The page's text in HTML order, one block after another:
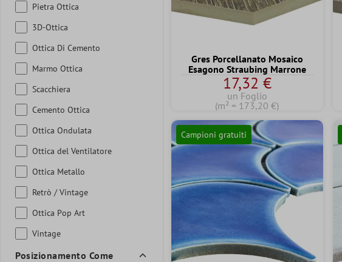
Pietra Ottica
3D-Ottica
Ottica Di Cemento
Marmo Ottica
Scacchiera
Cemento Ottica
Ottica Ondulata
Ottica del Ventilatore
Ottica Metallo
Retrò / Vintage
Ottica Pop Art
Vintage
Posizionamento Come
Gres Porcellanato Mosaico
Esagono Straubing Marrone
17,32 €
un Foglio
(m² = 173,20 €)
Campioni gratuiti